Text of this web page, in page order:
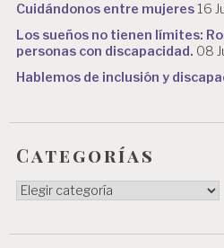
Cuidándonos entre mujeres 16
Los sueños no tienen límites:
personas con discapacidad. 08
Hablemos de inclusión y
Categorías
Categorías